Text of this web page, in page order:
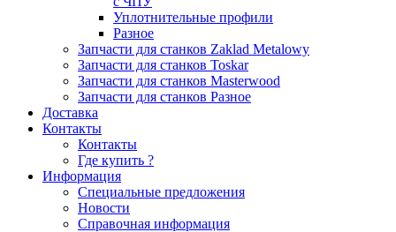
Уплотнительные профили
Разное
Запчасти для станков Zaklad Metalowy
Запчасти для станков Toskar
Запчасти для станков Masterwood
Запчасти для станков Разное
Доставка
Контакты
Контакты
Где купить ?
Информация
Специальные предложения
Новости
Справочная информация